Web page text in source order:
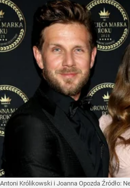
Antoni Królikowski i Joanna Opozda Źródło: